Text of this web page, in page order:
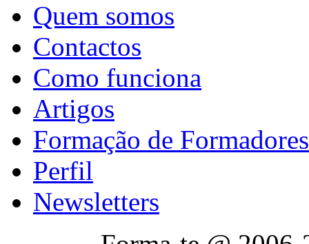
Quem somos
Contactos
Como funciona
Artigos
Formação de Formadores
Perfil
Newsletters